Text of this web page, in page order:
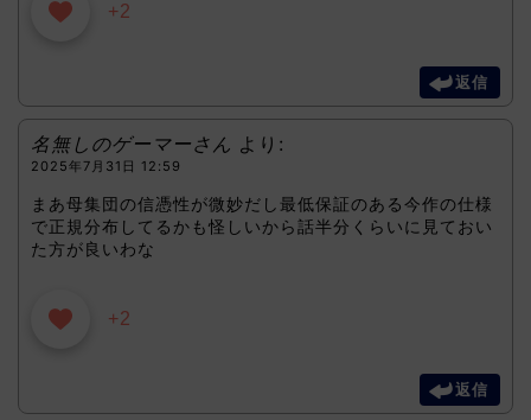
+2
返信
名無しのゲーマーさん より:
2025年7月31日 12:59
まあ母集団の信憑性が微妙だし最低保証のある今作の仕様
で正規分布してるかも怪しいから話半分くらいに見ておい
た方が良いわな
+2
返信